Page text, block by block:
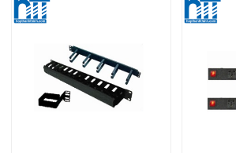
THANH NGUỒN COMRACK
Giá: Liên hệ